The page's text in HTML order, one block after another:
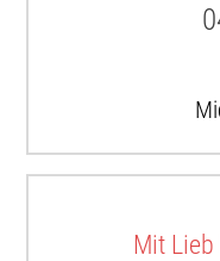
Mit